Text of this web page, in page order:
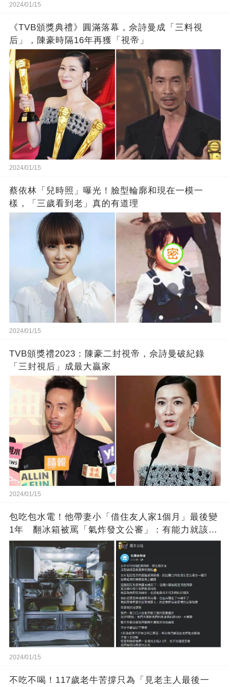
2024/01/15
《TVB頒獎典禮》圓滿落幕，佘詩曼成「三料視
后」，陳豪時隔16年再獲「視帝」
2024/01/15
蔡依林「兒時照」曝光！臉型輪廓和現在一模一
樣，「三歲看到老」真的有道理
2024/01/15
TVB頒獎禮2023：陳豪二封視帝，佘詩曼破紀錄
「三封視后」成最大贏家
2024/01/15
包吃包水電！他帶妻小「借住友人家1個月」最後變
1年 翻冰箱被罵「氣炸發文公審」：有能力就該大
方
2024/01/15
不吃不喝！117歲老牛苦撐只為「見老主人最後一